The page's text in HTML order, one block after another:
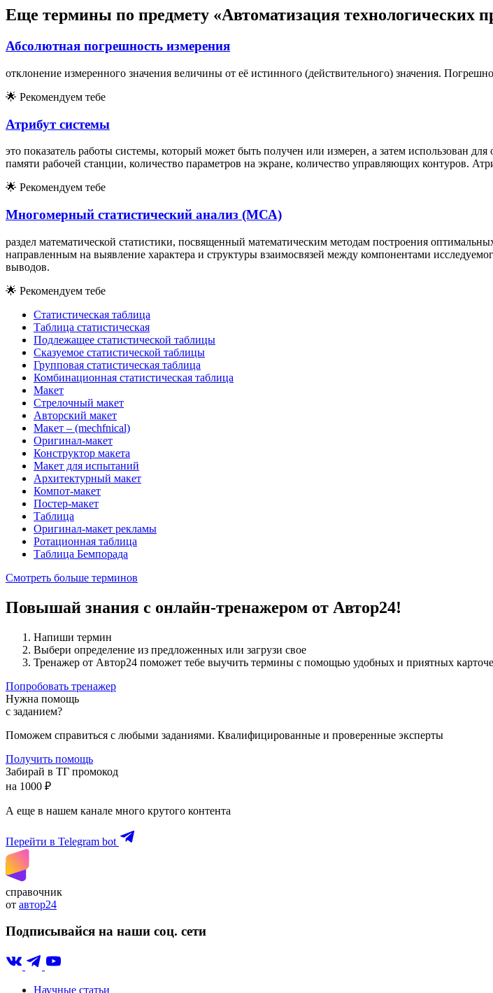
Еще термины по предмету «Автоматизация технологических
Абсолютная погрешность измерения
отклонение измеренного значения величины от её истинного (действительного) значения.
🌟 Рекомендуем тебе
Атрибут системы
это показатель работы системы, который может быть получен или измерен, а затем использован
памяти рабочей станции, количество параметров на экране, количество управляющих контуров.
🌟 Рекомендуем тебе
Многомерный статистический анализ (МСА)
раздел математической статистики, посвященный математическим методам построения
направленным на выявление характера и структуры взаимосвязей между компонентами
выводов.
🌟 Рекомендуем тебе
Статистическая таблица
Таблица статистическая
Подлежащее статистической таблицы
Сказуемое статистической таблицы
Групповая статистическая таблица
Комбинационная статистическая таблица
Макет
Стрелочный макет
Авторский макет
Макет – (mechfnical)
Оригинал-макет
Конструктор макета
Макет для испытаний
Архитектурный макет
Компот-макет
Постер-макет
Таблица
Оригинал-макет рекламы
Ротационная таблица
Таблица Бемпорада
Смотреть больше терминов
Повышай знания с онлайн-тренажером от Автор24!
Напиши термин
Выбери определение из предложенных или загрузи свое
Тренажер от Автор24 поможет тебе выучить термины с помощью удобных и приятных
Попробовать тренажер
Нужна помощь
с заданием?
Поможем справиться с любыми заданиями. Квалифицированные и проверенные эксперты
Получить помощь
Забирай в ТГ промокод
на 1000 ₽
А еще в нашем канале много крутого контента
Перейти в Telegram bot
справочник
от автор24
Подписывайся на наши соц. сети
Научные статьи